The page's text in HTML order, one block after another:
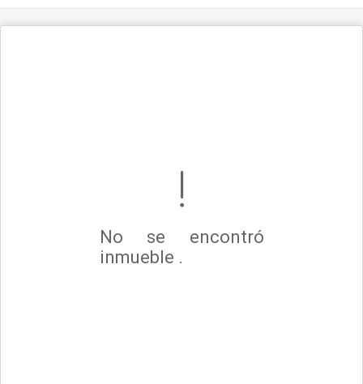
No se encontró
inmueble .